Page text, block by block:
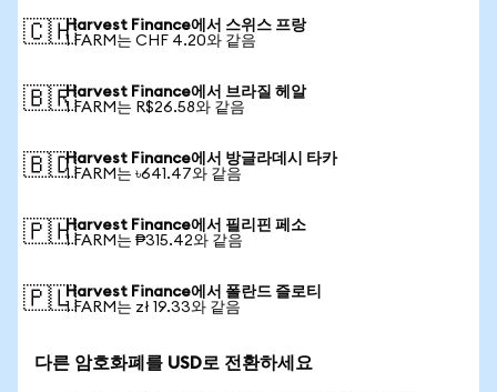
🇨🇭Harvest Finance에서 스위스 프랑
1 FARM는 CHF 4.20와 같음
🇧🇷Harvest Finance에서 브라질 헤알
1 FARM는 R$26.58와 같음
🇧🇩Harvest Finance에서 방글라데시 타카
1 FARM는 ৳641.47와 같음
🇵🇭Harvest Finance에서 필리핀 페소
1 FARM는 ₱315.42와 같음
🇵🇱Harvest Finance에서 폴란드 즐로티
1 FARM는 zł 19.33와 같음
다른 암호화폐를 USD로 전환하세요